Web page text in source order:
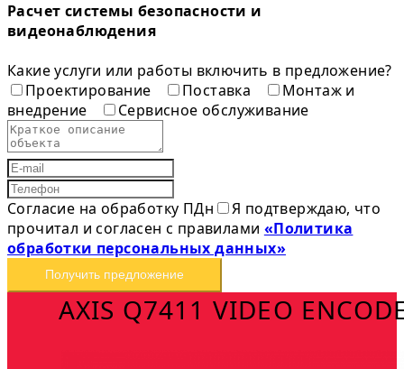
Расчет системы безопасности и
видеонаблюдения
Какие услуги или работы включить в предложение?
Проектирование
Поставка
Монтаж и
внедрение
Сервисное обслуживание
Согласие на обработку ПДн
Я подтверждаю, что
прочитал и согласен с правилами «Политика
обработки персональных данных»
Получить предложение
AXIS Q7411 VIDEO